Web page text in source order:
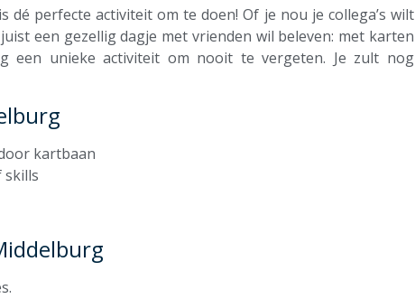
perfecte activiteit om te doen! Of je nou je collega’s wilt
een gezellig dagje met vrienden wil beleven: met karten
een unieke activiteit om nooit te vergeten. Je zult nog
kartbaan
skills